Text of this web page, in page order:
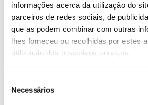
informações acerca da utilização do
parceiros de redes sociais, de
que as podem combinar com outras
lhes forneceu ou recolhidas por estes
utilização dos respetivos serviços.
Necessários
Saiba mais sobre esta ação
13.07.2026
Genoma do priolo e de outras